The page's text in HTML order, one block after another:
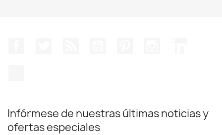
Infórmese de nuestras últimas noticias y
ofertas especiales